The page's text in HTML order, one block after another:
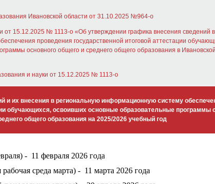
Ивановской области от 31.10.2025 №964-о
от 15.12.2025 № 1113-о «Об утверждении графика внесения сведений в
проведения государственной итоговой аттестации
основного общего и среднего общего образования в Ивановской
и науки от 15.12.2025 № 1113-о
и их внесения в региональную информационную систему
обучающихся, освоивших основные образовательные программы
общего образования на 2025/2026 учебный год
- 11 февраля 2026 года
среда марта) - 11 марта 2026 года